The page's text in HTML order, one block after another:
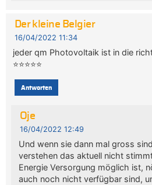
Der kleine Belgier
16/04/2022 11:34
jeder qm Photovoltaik ist in die
⭐️⭐️⭐️⭐️⭐️
Antworten
Oje
16/04/2022 12:49
Und wenn sie dann mal gross
verstehen das aktuell nicht
Energie Versorgung möglich ist,
auch noch nicht verfügbar sind,